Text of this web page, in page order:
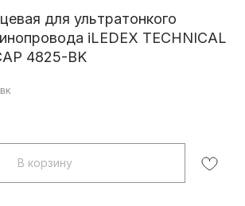
для ультратонкого
iLEDEX TECHNICAL
4825-BK
В корзину